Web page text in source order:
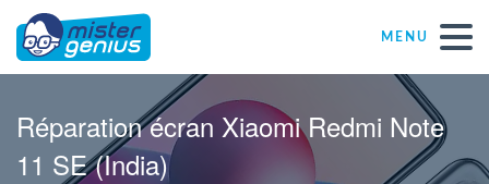
MENU
Réparations – Dépannages
Magasins informatiques toutes marques
Réparation écran Xiaomi Redmi Note
11 SE (India)